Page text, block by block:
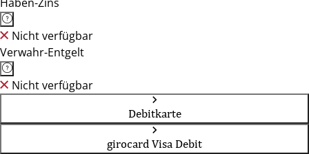
Nicht verfügbar
Verwahr-Entgelt
Nicht verfügbar
Debitkarte
girocard Visa Debit